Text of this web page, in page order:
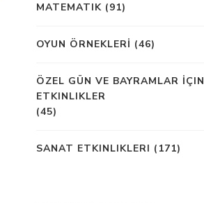
MATEMATIK(91)
OYUN ÖRNEKLERİ (46)
ÖZEL GÜN VE BAYRAMLAR İÇIN
ETKINLIKLER
(45)
SANAT ETKINLIKLERI (171)